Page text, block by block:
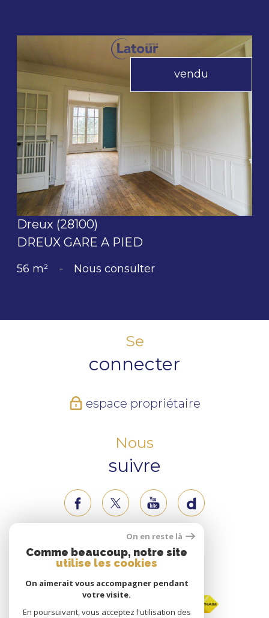
vendu
voir le bien
Dreux (28100)
DREUX GARE A PIED
56 m² - Nous consulter
Se
connecter
espace propriétaire
Nous
suivre
Nous
adhérons
On en reste là
Comme beaucoup, notre site
utilise les cookies
On aimerait vous accompagner pendant
votre visite.
En poursuivant, vous acceptez l'utilisation des